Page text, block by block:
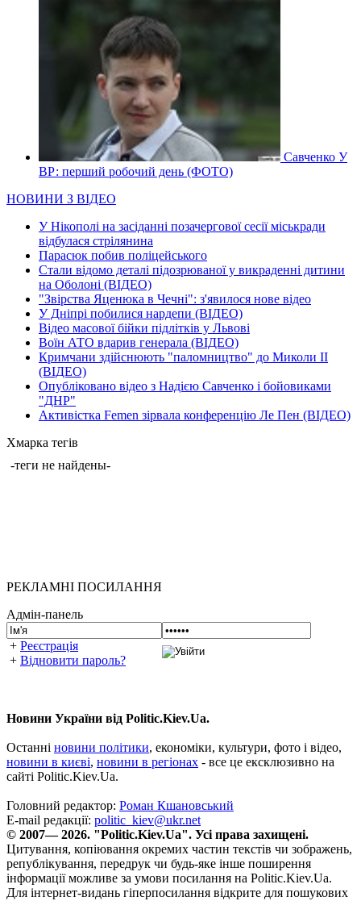
Савченко У
ВР: перший робочий день (ФОТО)
НОВИНИ З ВІДЕО
У Нікополі на засіданні позачергової сесії міськради
відбулася стрілянина
Парасюк побив поліцейського
Стали відомо деталі підозрюваної у викраденні дитини
на Оболоні (ВІДЕО)
"Звірства Яценюка в Чечні": з'явилося нове відео
У Дніпрі побилися нардепи (ВІДЕО)
Відео масової бійки підлітків у Львові
Воїн АТО вдарив генерала (ВІДЕО)
Кримчани здійснюють "паломництво" до Миколи ІІ
(ВІДЕО)
Опубліковано відео з Надією Савченко і бойовиками
"ДНР"
Активістка Femen зірвала конференцію Ле Пен (ВІДЕО)
Хмарка тегів
-теги не найдены-
РЕКЛАМНІ ПОСИЛАННЯ
Адмін-панель
+ Реєстрація
+ Відновити пароль?
Новини України від Politic.Kiev.Ua.
Останні новини політики, економіки, культури, фото і відео,
новини в києві, новини в регіонах - все це ексклюзивно на
сайті Politic.Kiev.Ua.
Головний редактор: Роман Кшановський
E-mail редакції: politic_kiev@ukr.net
© 2007— 2026. "Politic.Kiev.Ua". Усі права захищені.
Цитування, копіювання окремих частин текстів чи зображень,
републікування, передрук чи будь-яке інше поширення
інформації можливе за умови посилання на Politic.Kiev.Ua.
Для інтернет-видань гіперпосилання відкрите для пошукових